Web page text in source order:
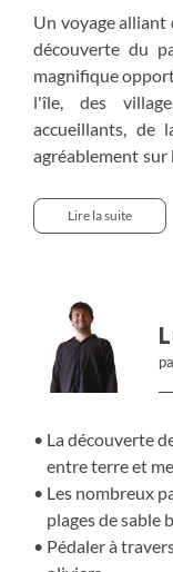
Un voyage
découverte du
magnifique
l'île, des
accueillants, de
agréablement
et balnéaire,
baies de
magnifique ville
patrimoine
culturelles et
Lire la suite
La découverte
entre terre et
Les nombreux
plages de sable
Pédaler à